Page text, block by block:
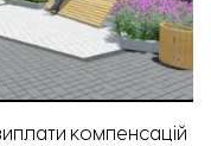
компенсацій